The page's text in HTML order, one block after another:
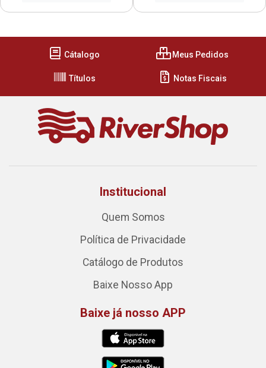
Cátalogo Meus Pedidos
Títulos Notas Fiscais
Institucional
Quem Somos
Política de Privacidade
Catálogo de Produtos
Baixe Nosso App
Baixe já nosso APP